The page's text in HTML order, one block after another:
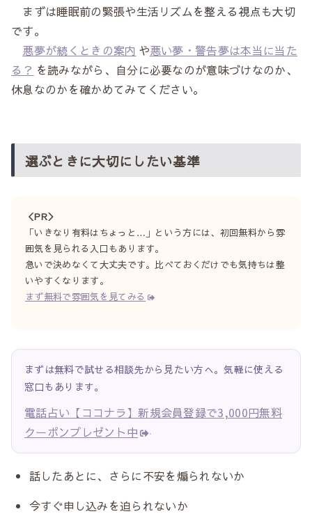
まずは睡眠前の緊張や生活リズムを整える視点も大切
です。
悪夢が続くときの案内 や悪い夢・警告夢は本当に当た
る？ を読みながら、自分に必要なのが意味づけなのか、
休息なのかを確かめてみてください。
選ぶときに大切にしたい基準
＜PR＞
「いきなり有料はちょっと…」という方には、初回無料から雰
囲気を見られる入口もあります。
急いで決めなくて大丈夫です。比べておくだけでも気持ちは整
いやすくなります。
まず無料で雰囲気を見てみる
まずは無料で試せる相談先から見たい方へ。気軽に使える
窓口もあります。
電話占い【ココナラ】新規会員登録で3,000円無料
クーポンプレゼント中
話したあとに、さらに不安を煽られないか
今すぐ申し込みを迫られないか